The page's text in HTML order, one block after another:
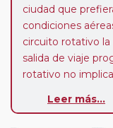
ciudad que
condiciones
circuito rotativo
salida de viaje
rotativo no
posibilidad de
Leer más...